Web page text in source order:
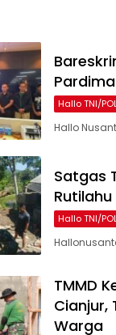
Hallo TNI/
Hallo
Satgas
Hallo TNI/
TMMD
Cianjur,
Warga